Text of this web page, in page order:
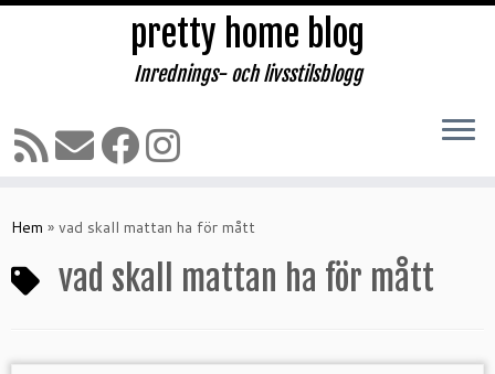
till
pretty home blog
Inrednings- och livsstilsblogg
Hem » vad skall mattan ha för mått
vad skall mattan ha för mått